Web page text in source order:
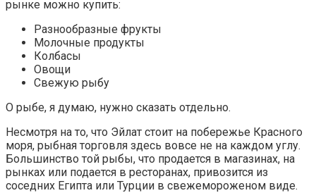
рынке можно купить:
Разнообразные фрукты
Молочные продукты
Колбасы
Овощи
Свежую рыбу
О рыбе, я думаю, нужно сказать отдельно.
Несмотря на то, что Эйлат стоит на побережье Красного
моря, рыбная торговля здесь вовсе не на каждом углу.
Большинство той рыбы, что продается в магазинах, на
рынках или подается в ресторанах, привозится из
соседних Египта или Турции в свежемороженом виде.